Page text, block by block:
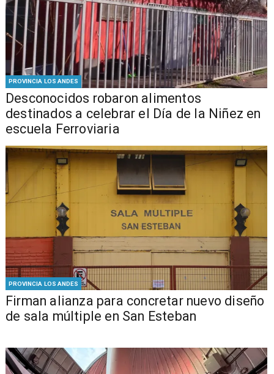
PROVINCIA LOS ANDES
Desconocidos robaron alimentos
destinados a celebrar el Día de la Niñez en
escuela Ferroviaria
PROVINCIA LOS ANDES
​​Firman alianza para concretar nuevo diseño
de sala múltiple en San Esteban